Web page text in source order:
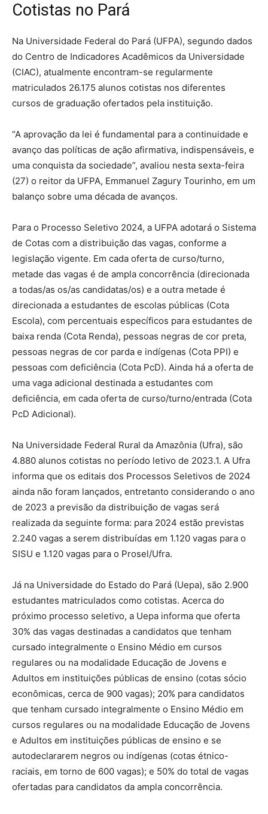
Cotistas no Pará
Na Universidade Federal do Pará (UFPA), segundo dados
do Centro de Indicadores Acadêmicos da Universidade
(CIAC), atualmente encontram-se regularmente
matriculados 26.175 alunos cotistas nos diferentes
cursos de graduação ofertados pela instituição.
“A aprovação da lei é fundamental para a continuidade e
avanço das políticas de ação afirmativa, indispensáveis, e
uma conquista da sociedade”, avaliou nesta sexta-feira
(27) o reitor da UFPA, Emmanuel Zagury Tourinho, em um
balanço sobre uma década de avanços.
Para o Processo Seletivo 2024, a UFPA adotará o Sistema
de Cotas com a distribuição das vagas, conforme a
legislação vigente. Em cada oferta de curso/turno,
metade das vagas é de ampla concorrência (direcionada
a todas/as os/as candidatas/os) e a outra metade é
direcionada a estudantes de escolas públicas (Cota
Escola), com percentuais específicos para estudantes de
baixa renda (Cota Renda), pessoas negras de cor preta,
pessoas negras de cor parda e indígenas (Cota PPI) e
pessoas com deficiência (Cota PcD). Ainda há a oferta de
uma vaga adicional destinada a estudantes com
deficiência, em cada oferta de curso/turno/entrada (Cota
PcD Adicional).
Na Universidade Federal Rural da Amazônia (Ufra), são
4.880 alunos cotistas no período letivo de 2023.1. A Ufra
informa que os editais dos Processos Seletivos de 2024
ainda não foram lançados, entretanto considerando o ano
de 2023 a previsão da distribuição de vagas será
realizada da seguinte forma: para 2024 estão previstas
2.240 vagas a serem distribuídas em 1.120 vagas para o
SISU e 1.120 vagas para o Prosel/Ufra.
Já na Universidade do Estado do Pará (Uepa), são 2.900
estudantes matriculados como cotistas. Acerca do
próximo processo seletivo, a Uepa informa que oferta
30% das vagas destinadas a candidatos que tenham
cursado integralmente o Ensino Médio em cursos
regulares ou na modalidade Educação de Jovens e
Adultos em instituições públicas de ensino (cotas sócio
econômicas, cerca de 900 vagas); 20% para candidatos
que tenham cursado integralmente o Ensino Médio em
cursos regulares ou na modalidade Educação de Jovens
e Adultos em instituições públicas de ensino e se
autodeclararem negros ou indígenas (cotas étnico-
raciais, em torno de 600 vagas); e 50% do total de vagas
ofertadas para candidatos da ampla concorrência.